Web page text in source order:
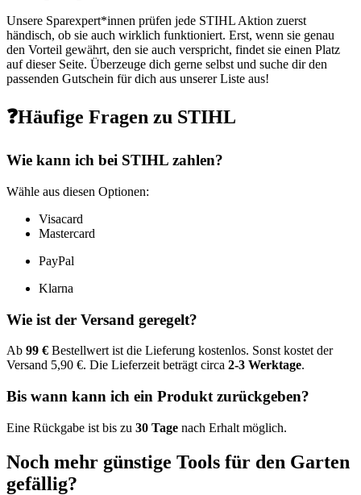
Unsere Sparexpert*innen prüfen jede STIHL Aktion zuerst
händisch, ob sie auch wirklich funktioniert. Erst, wenn sie genau
den Vorteil gewährt, den sie auch verspricht, findet sie einen Platz
auf dieser Seite. Überzeuge dich gerne selbst und suche dir den
passenden Gutschein für dich aus unserer Liste aus!
❓Häufige Fragen zu STIHL
Wie kann ich bei STIHL zahlen?
Wähle aus diesen Optionen:
Visacard
Mastercard
PayPal
Klarna
Wie ist der Versand geregelt?
Ab 99 € Bestellwert ist die Lieferung kostenlos. Sonst kostet der
Versand 5,90 €. Die Lieferzeit beträgt circa 2-3 Werktage.
Bis wann kann ich ein Produkt zurückgeben?
Eine Rückgabe ist bis zu 30 Tage nach Erhalt möglich.
Noch mehr günstige Tools für den Garten
gefällig?